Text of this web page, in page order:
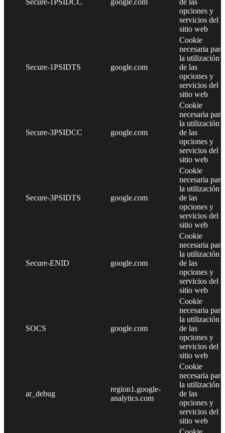
opciones y
servicios del
sitio web
Secure-1PSIDTS google.com
Cookie
necesaria para
la utilización
de las
opciones y
servicios del
sitio web
Secure-3PSIDCC google.com
Cookie
necesaria para
la utilización
de las
opciones y
servicios del
sitio web
Secure-3PSIDTS google.com
Cookie
necesaria para
la utilización
de las
opciones y
servicios del
sitio web
Secure-ENID google.com
Cookie
necesaria para
la utilización
de las
opciones y
servicios del
sitio web
SOCS google.com
Cookie
necesaria para
la utilización
de las
opciones y
servicios del
sitio web
ar_debug
region1.google-
analytics.com
Cookie
necesaria para
la utilización
de las
opciones y
servicios del
sitio web